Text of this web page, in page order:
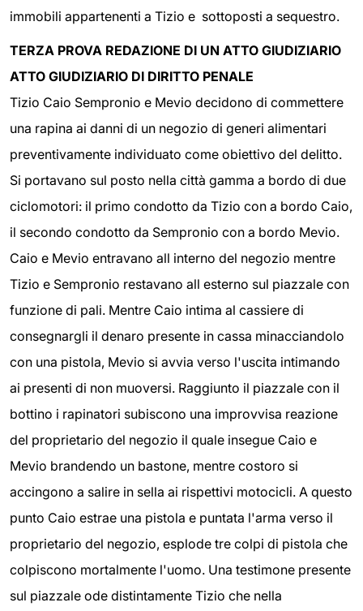
immobili appartenenti a Tizio e sottoposti a sequestro.
TERZA PROVA REDAZIONE DI UN ATTO GIUDIZIARIO
ATTO GIUDIZIARIO DI DIRITTO PENALE
Tizio Caio Sempronio e Mevio decidono di commettere
una rapina ai danni di un negozio di generi alimentari
preventivamente individuato come obiettivo del delitto.
Si portavano sul posto nella città gamma a bordo di due
ciclomotori: il primo condotto da Tizio con a bordo Caio,
il secondo condotto da Sempronio con a bordo Mevio.
Caio e Mevio entravano all interno del negozio mentre
Tizio e Sempronio restavano all esterno sul piazzale con
funzione di pali. Mentre Caio intima al cassiere di
consegnargli il denaro presente in cassa minacciandolo
con una pistola, Mevio si avvia verso l'uscita intimando
ai presenti di non muoversi. Raggiunto il piazzale con il
bottino i rapinatori subiscono una improvvisa reazione
del proprietario del negozio il quale insegue Caio e
Mevio brandendo un bastone, mentre costoro si
accingono a salire in sella ai rispettivi motocicli. A questo
punto Caio estrae una pistola e puntata l'arma verso il
proprietario del negozio, esplode tre colpi di pistola che
colpiscono mortalmente l'uomo. Una testimone presente
sul piazzale ode distintamente Tizio che nella